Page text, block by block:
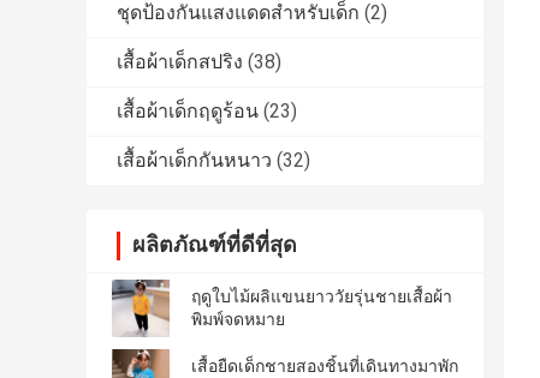
ชุดป้องกันแสงแดดสำหรับเด็ก (2)
เสื้อผ้าเด็กสปริง (38)
เสื้อผ้าเด็กฤดูร้อน (23)
เสื้อผ้าเด็กกันหนาว (32)
ผลิตภัณฑ์ที่ดีที่สุด
ฤดูใบไม้ผลิแขนยาววัยรุ่นชายเสื้อผ้า
พิมพ์จดหมาย
เสื้อยืดเด็กชายสองชิ้นที่เดินทางมาพัก